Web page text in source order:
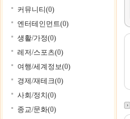
커뮤니티(0)
엔터테인먼트(0)
생활/가정(0)
레저/스포츠(0)
여행/세계정보(0)
경제/재테크(0)
사회/정치(0)
종교/문화(0)